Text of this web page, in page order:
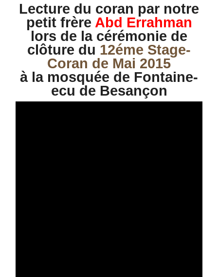
Lecture du coran par notre
petit frère Abd Errahman
lors de la cérémonie de
clôture du 12éme Stage-
Coran de Mai 2015
à la mosquée‬ de Fontaine-
ecu de Besançon‬